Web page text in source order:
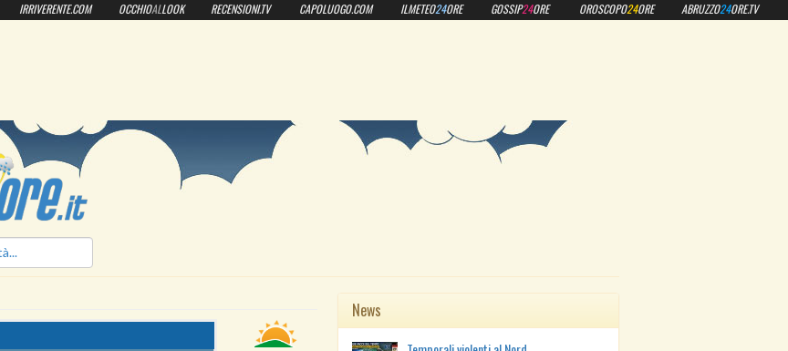
ilmeteo24ore.it
News
IRRIVERENTE.COM OCCHIOALLOOK RECENSIONI.TV CAPOLUOGO.COM ILMETEO24ORE GOSSIP24ORE OROSCOPO24ORE ABRUZZO24ORE.TV